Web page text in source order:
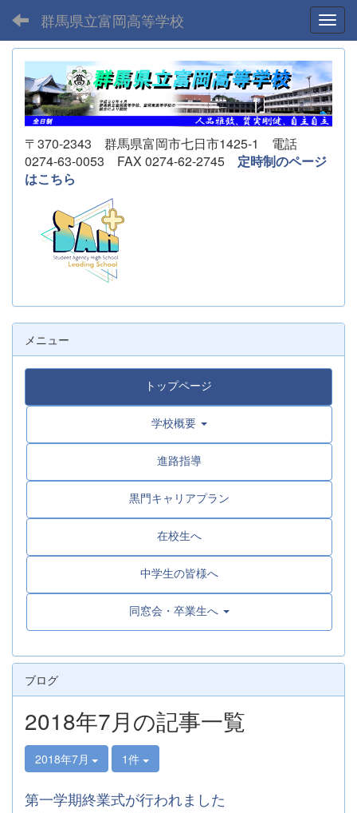
群馬県立富岡高等学校
〒370-2343 群馬県富岡市七日市1425-1 電話
0274-63-0053 FAX 0274-62-2745 定時制のページ
はこちら
メニュー
トップページ
学校概要
進路指導
黒門キャリアプラン
在校生へ
中学生の皆様へ
同窓会・卒業生へ
ブログ
2018年7月の記事一覧
2018年7月 1件
第一学期終業式が行われました